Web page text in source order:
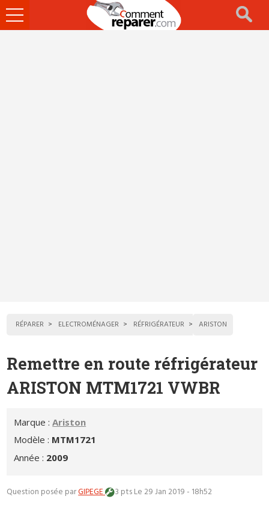
Ouvrir
le
RÉPARER ELECTROMÉNAGER RÉFRIGÉRATEUR ARISTON
Remettre en route réfrigérateur
ARISTON MTM1721 VWBR
Marque :Ariston
Modèle : MTM1721
Année : 2009
Question posée parGIPEGE 3 ptsLe 29 Jan 2019 - 18h52